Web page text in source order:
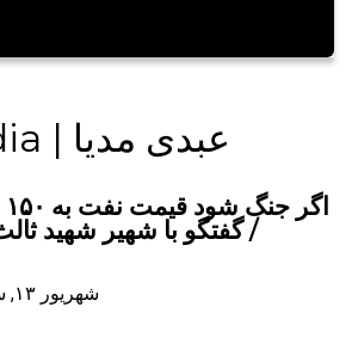
AbdiMedia | عبدی مدیا
/ گفتگو با شهیر شهید
۱۴۰۳ شهریور ۱۳, سه‌شنبه